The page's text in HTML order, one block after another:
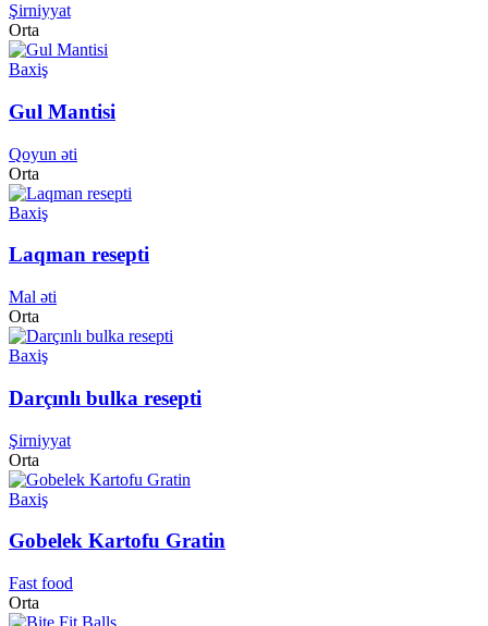
Şirniyyat
Orta
Baxiş
Gul Mantisi
Qoyun əti
Orta
Baxiş
Laqman resepti
Mal əti
Orta
Baxiş
Darçınlı bulka resepti
Şirniyyat
Orta
Baxiş
Gobelek Kartofu Gratin
Fast food
Orta